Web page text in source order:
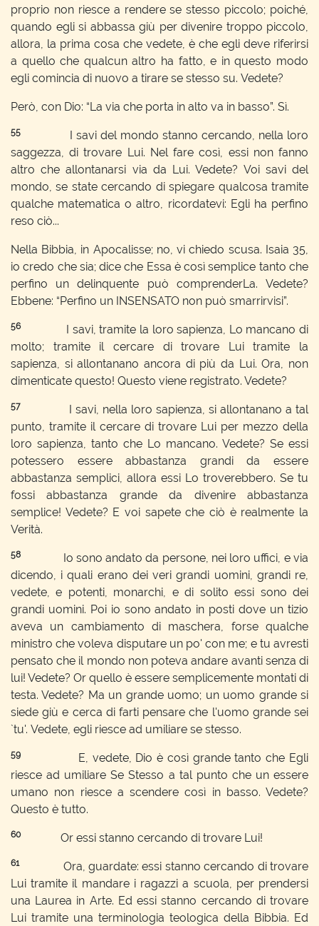
proprio non riesce a rendere se stesso piccolo; poiché,
quando egli si abbassa giù per divenire troppo piccolo,
allora, la prima cosa che vedete, è che egli deve riferirsi
a quello che qualcun altro ha fatto, e in questo modo
egli comincia di nuovo a tirare se stesso su. Vedete?
Però, con Dio: “La via che porta in alto va in basso”. Sì.
55
I savi del mondo stanno cercando, nella loro
saggezza, di trovare Lui. Nel fare così, essi non fanno
altro che allontanarsi via da Lui. Vedete? Voi savi del
mondo, se state cercando di spiegare qualcosa tramite
qualche matematica o altro, ricordatevi: Egli ha perfino
reso ciò...
Nella Bibbia, in Apocalisse; no, vi chiedo scusa. Isaia 35,
io credo che sia; dice che Essa è così semplice tanto che
perfino un delinquente può comprenderLa. Vedete?
Ebbene: “Perfino un INSENSATO non può smarrirvisi”.
56I savi, tramite la loro sapienza, Lo mancano di
molto; tramite il cercare di trovare Lui tramite la
sapienza, si allontanano ancora di più da Lui. Ora, non
dimenticate questo! Questo viene registrato. Vedete?
57
I savi, nella loro sapienza, si allontanano a tal
punto, tramite il cercare di trovare Lui per mezzo della
loro sapienza, tanto che Lo mancano. Vedete? Se essi
potessero essere abbastanza grandi da essere
abbastanza semplici, allora essi Lo troverebbero. Se tu
fossi abbastanza grande da divenire abbastanza
semplice! Vedete? E voi sapete che ciò è realmente la
Verità.
58
Io sono andato da persone, nei loro uffici, e via
dicendo, i quali erano dei veri grandi uomini, grandi re,
vedete, e potenti, monarchi, e di solito essi sono dei
grandi uomini. Poi io sono andato in posti dove un tizio
aveva un cambiamento di maschera, forse qualche
ministro che voleva disputare un po' con me; e tu avresti
pensato che il mondo non poteva andare avanti senza di
lui! Vedete? Or quello è essere semplicemente montati di
testa. Vedete? Ma un grande uomo; un uomo grande si
siede giù e cerca di farti pensare che l'uomo grande sei
`tu'. Vedete, egli riesce ad umiliare se stesso.
59
E, vedete, Dio è così grande tanto che Egli
riesce ad umiliare Se Stesso a tal punto che un essere
umano non riesce a scendere così in basso. Vedete?
Questo è tutto.
60Or essi stanno cercando di trovare Lui!
61Ora, guardate: essi stanno cercando di trovare
Lui tramite il mandare i ragazzi a scuola, per prendersi
una Laurea in Arte. Ed essi stanno cercando di trovare
Lui tramite una terminologia teologica della Bibbia. Ed